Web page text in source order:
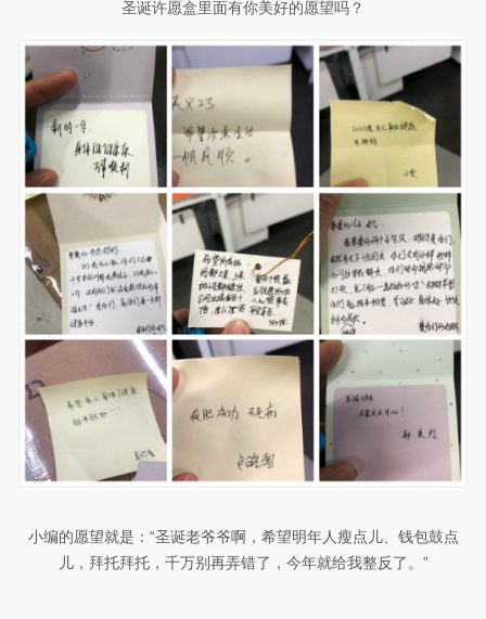
圣诞许愿盒里面有你美好的愿望吗？
小编的愿望就是：“圣诞老爷爷啊，希望明年人瘦点儿、钱包鼓点
儿，拜托拜托，千万别再弄错了，今年就给我整反了。”